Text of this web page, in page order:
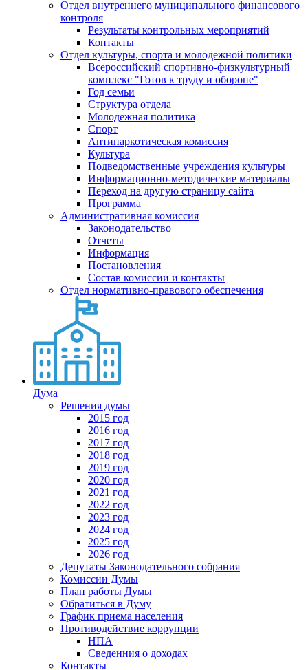
Отдел внутреннего муниципального финансового
контроля
Результаты контрольных мероприятий
Контакты
Отдел культуры, спорта и молодежной политики
Всероссийский спортивно-физкультурный
комплекс "Готов к труду и обороне"
Год семьи
Структура отдела
Молодежная политика
Спорт
Антинаркотическая комиссия
Культура
Подведомственные учреждения культуры
Информационно-методические материалы
Переход на другую страницу сайта
Программа
Административная комиссия
Законодательство
Отчеты
Информация
Постановления
Состав комиссии и контакты
Отдел нормативно-правового обеспечения
Дума
Решения думы
2015 год
2016 год
2017 год
2018 год
2019 год
2020 год
2021 год
2022 год
2023 год
2024 год
2025 год
2026 год
Депутаты Законодательного собрания
Комиссии Думы
План работы Думы
Обратиться в Думу
График приема населения
Противодействие коррупции
НПА
Сведенния о доходах
Контакты